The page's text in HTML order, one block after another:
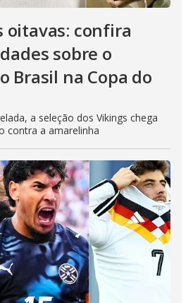
oitavas: confira
sobre o
Brasil na Copa do
a seleção dos Vikings chega
contra a amarelinha